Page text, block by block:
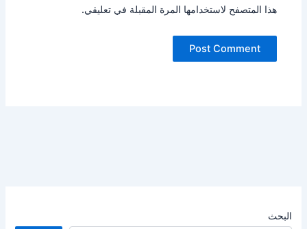
البحث
هذا المتصفح لاستخدامها المرة المقبلة في تعليقي.